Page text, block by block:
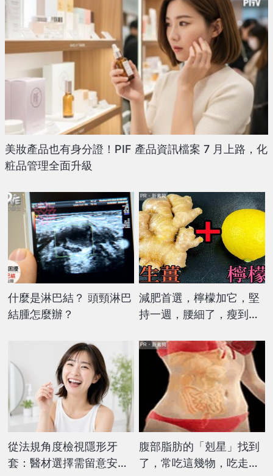
美妝產品也有身分證！PIF 產品資訊檔案 7 月上路，化
粧品管理全面升級
什麼是淋巴結？ 頭頸淋巴
結腫怎麼辦？
減肥首選，檸檬加它，堅
持一週，腰細了，瘦到你
PR・新素簡
從法規角度檢視隱形牙
套：醫材選擇需留意安全
腹部脂肪的「剋星」找到
了，常吃這幾物，吃走大
PR・新素簡